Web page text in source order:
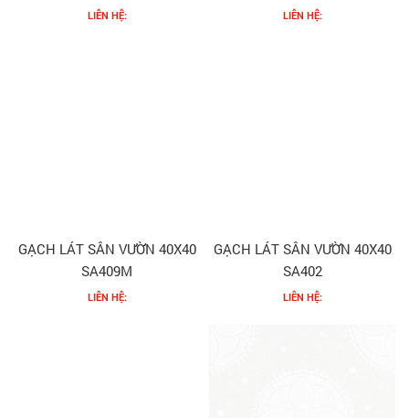
LIÊN HỆ: LIÊN HỆ:
GẠCH LÁT SÂN VƯỜN 40X40
SA409M
LIÊN HỆ:
GẠCH LÁT SÂN VƯỜN 40X40
SA402
LIÊN HỆ: